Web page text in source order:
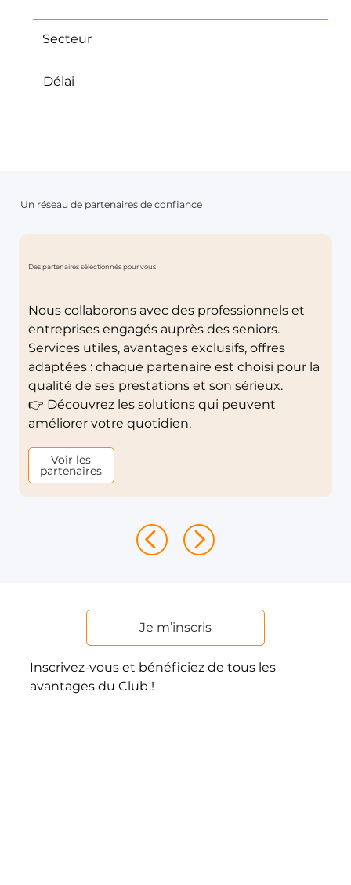
Secteur
Délai
Un réseau de partenaires de confiance
Des partenaires sélectionnés pour vous
Nous collaborons avec des professionnels et
entreprises engagés auprès des seniors.
Services utiles, avantages exclusifs, offres
adaptées : chaque partenaire est choisi pour la
qualité de ses prestations et son sérieux.
👉 Découvrez les solutions qui peuvent
améliorer votre quotidien.
Voir les
partenaires
Je m’inscris
Inscrivez-vous et bénéficiez de tous les
avantages du Club !